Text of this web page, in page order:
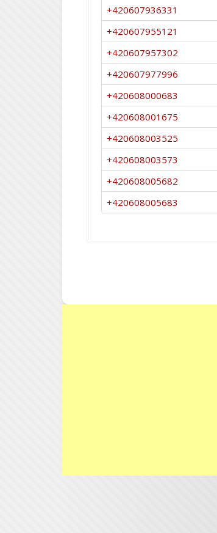
+420607936331
+420607955121
+420607957302
+420607977996
+420608000683
+420608001675
+420608003525
+420608003573
+420608005682
+420608005683